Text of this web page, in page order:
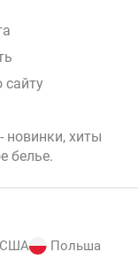
сайту
новинки, хиты
белье.
США
Польша